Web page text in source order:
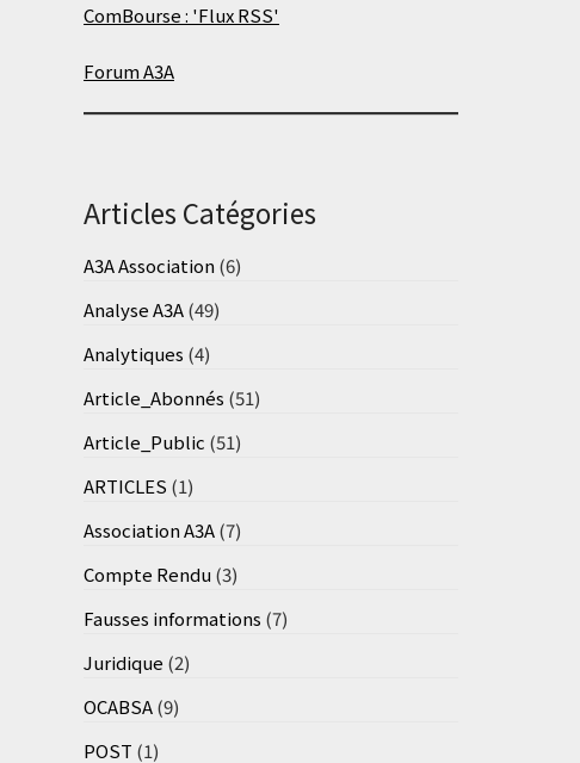
ComBourse : 'Flux RSS'
Forum A3A
Articles Catégories
A3A Association (6)
Analyse A3A(49)
Analytiques (4)
Article_Abonnés (51)
Article_Public (51)
ARTICLES (1)
Association A3A(7)
Compte Rendu (3)
Fausses informations (7)
Juridique (2)
OCABSA(9)
POST (1)